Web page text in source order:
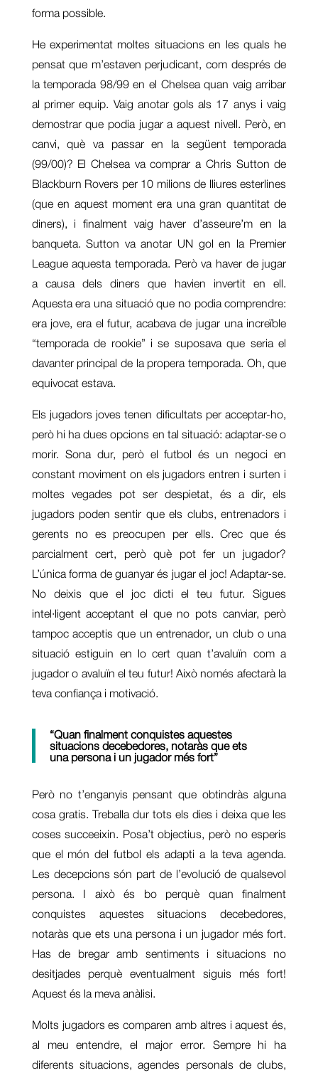
forma possible.
He experimentat moltes situacions en les quals he
pensat que m’estaven perjudicant, com després de
la temporada 98/99 en el Chelsea quan vaig arribar
al primer equip. Vaig anotar gols als 17 anys i vaig
demostrar que podia jugar a aquest nivell. Però, en
canvi, què va passar en la següent temporada
(99/00)? El Chelsea va comprar a Chris Sutton de
Blackburn Rovers per 10 milions de lliures esterlines
(que en aquest moment era una gran quantitat de
diners), i finalment vaig haver d’asseure’m en la
banqueta. Sutton va anotar UN gol en la Premier
League aquesta temporada. Però va haver de jugar
a causa dels diners que havien invertit en ell.
Aquesta era una situació que no podia comprendre:
era jove, era el futur, acabava de jugar una increïble
“temporada de rookie” i se suposava que seria el
davanter principal de la propera temporada. Oh, que
equivocat estava.
Els jugadors joves tenen dificultats per acceptar-ho,
però hi ha dues opcions en tal situació: adaptar-se o
morir. Sona dur, però el futbol és un negoci en
constant moviment on els jugadors entren i surten i
moltes vegades pot ser despietat, és a dir, els
jugadors poden sentir que els clubs, entrenadors i
gerents no es preocupen per ells. Crec que és
parcialment cert, però què pot fer un jugador?
L’única forma de guanyar és jugar el joc! Adaptar-se.
No deixis que el joc dicti el teu futur. Sigues
intel·ligent acceptant el que no pots canviar, però
tampoc acceptis que un entrenador, un club o una
situació estiguin en lo cert quan t’avaluïn com a
jugador o avaluïn el teu futur! Això només afectarà la
teva confiança i motivació.
“Quan finalment conquistes aquestes
situacions decebedores, notaràs que ets
una persona i un jugador més fort”
Però no t’enganyis pensant que obtindràs alguna
cosa gratis. Treballa dur tots els dies i deixa que les
coses succeeixin. Posa’t objectius, però no esperis
que el món del futbol els adapti a la teva agenda.
Les decepcions són part de l’evolució de qualsevol
persona. I això és bo perquè quan finalment
conquistes aquestes situacions decebedores,
notaràs que ets una persona i un jugador més fort.
Has de bregar amb sentiments i situacions no
desitjades perquè eventualment siguis més fort!
Aquest és la meva anàlisi.
Molts jugadors es comparen amb altres i aquest és,
al meu entendre, el major error. Sempre hi ha
diferents situacions, agendes personals de clubs,